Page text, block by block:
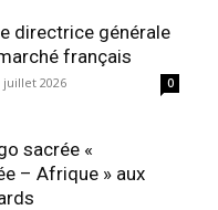
directrice générale
français
juillet 2026 0
sacrée «
– Afrique » aux